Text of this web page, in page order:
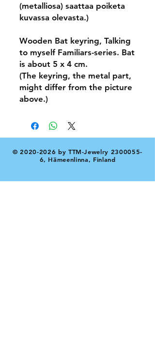
(metalliosa) saattaa poiketa
kuvassa olevasta.)
Wooden Bat keyring, Talking
to myself Familiars-series. Bat
is about 5 x 4 cm.
(The keyring, the metal part,
might differ from the picture
above.)
©2020-2026 by TTM-Jewelry 2300055-
6, Hämeenlinna, Finland